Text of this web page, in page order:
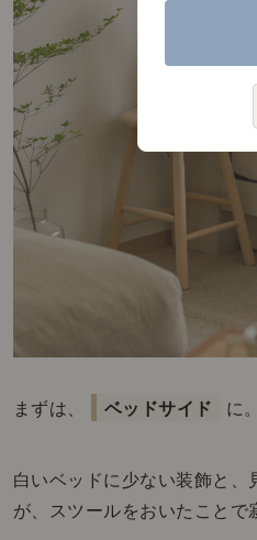
まずは、 ベッドサイド に。
白いベッドに少ない装飾と、
が、スツールをおいたことで